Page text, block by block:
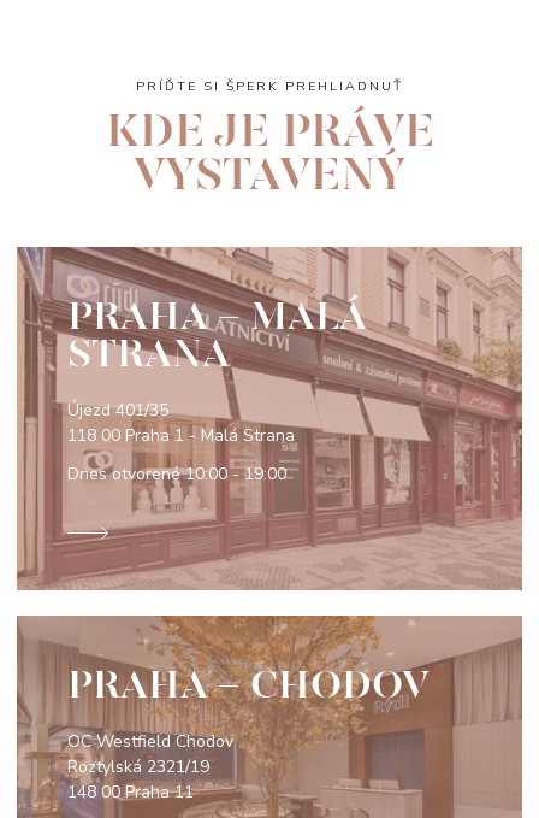
PRÍĎTE SI ŠPERK PREHLIADNUŤ
KDE JE PRÁVE
VYSTAVENÝ
PRAHA - MALÁ
STRANA
Újezd 401/35
118 00 Praha 1 - Malá Strana
Dnes otvorené10:00 - 19:00
PRAHA - CHODOV
OC Westfield Chodov
Roztylská 2321/19
148 00 Praha 11